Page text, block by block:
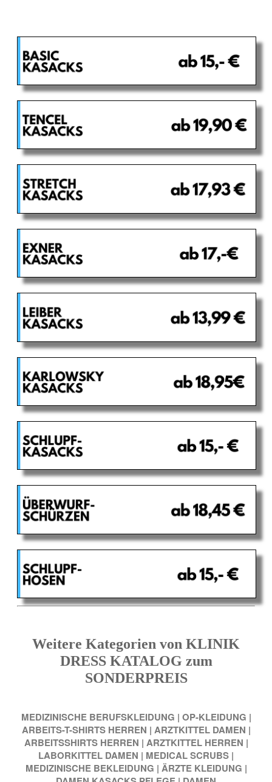
Weitere Kategorien von KLINIK
DRESS KATALOG zum
SONDERPREIS
MEDIZINISCHE BERUFSKLEIDUNG | OP-KLEIDUNG |
ARBEITS-T-SHIRTS HERREN | ARZTKITTEL DAMEN |
ARBEITSSHIRTS HERREN | ARZTKITTEL HERREN |
LABORKITTEL DAMEN | MEDICAL SCRUBS |
MEDIZINISCHE BEKLEIDUNG | ÄRZTE KLEIDUNG |